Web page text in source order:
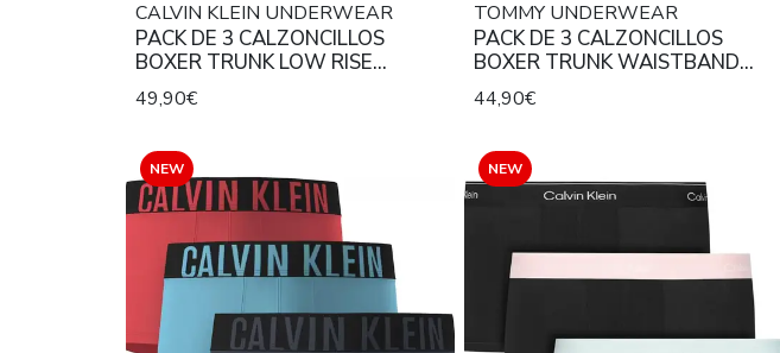
CALVIN KLEIN UNDERWEAR
PACK DE 3 CALZONCILLOS
BOXER TRUNK LOW RISE
BRUSHED MICROFIBER STRETCH
VERDE AGUA, GRIS Y AZUL
METALIZADA A CONTRASTE.
49,90€
TOMMY UNDERWEAR
PACK DE 3 CALZONCILLOS
BOXER TRUNK WAISTBAND
STRETCH COTTON MID RISE
CELESTE, NEGRO Y AZUL
44,90€
NEW NEW